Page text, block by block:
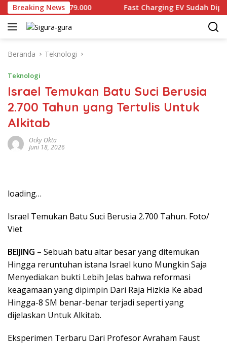
Langsung
ke
konten
Breaking News
Rp2.679.000 Fast Charging EV Sudah
Beranda Teknologi
Teknologi
Israel Temukan Batu Suci Berusia
2.700 Tahun yang Tertulis Untuk
Alkitab
Ocky Okta
Juni 18, 2026
loading…
Israel Temukan Batu Suci Berusia 2.700 Tahun. Foto/
Viet
BEIJING – Sebuah batu altar besar yang ditemukan
Hingga reruntuhan istana Israel kuno Mungkin Saja
Menyediakan bukti Lebih Jelas bahwa reformasi
keagamaan yang dipimpin Dari Raja Hizkia Ke abad
Hingga-8 SM benar-benar terjadi seperti yang
dijelaskan Untuk Alkitab.
Eksperimen Terbaru Dari Profesor Avraham Faust